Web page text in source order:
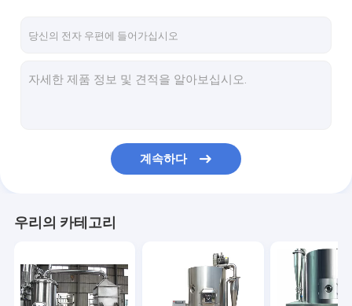
집
우리에 대하여
계속하다
우리의 카테고리